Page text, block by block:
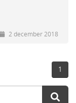
2 december 2018
1